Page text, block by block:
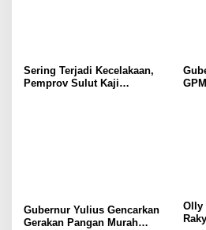
Sering Terjadi Kecelakaan,
Pemprov Sulut Kaji
Gubernur Yulius Gencarkan
Gerakan Pangan Murah
Olly